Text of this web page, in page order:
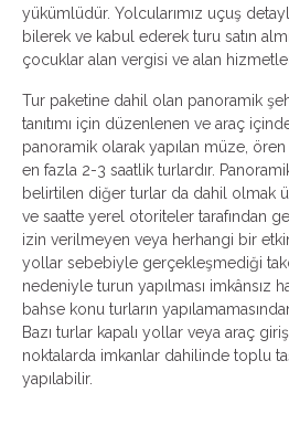
yükümlüdür. Yolcularımız uçuş
bilerek ve kabul ederek turu satın
çocuklar alan vergisi ve alan
Tur paketine dahil olan panoramik
tanıtımı için düzenlenen ve araç
panoramik olarak yapılan müze,
en fazla 2-3 saatlik turlardır.
belirtilen diğer turlar da dahil olmak
ve saatte yerel otoriteler tarafından
izin verilmeyen veya herhangi bir
yollar sebebiyle gerçekleşmediği
nedeniyle turun yapılması imkânsız
bahse konu turların
Bazı turlar kapalı yollar veya araç
noktalarda imkanlar dahilinde toplu
yapılabilir.